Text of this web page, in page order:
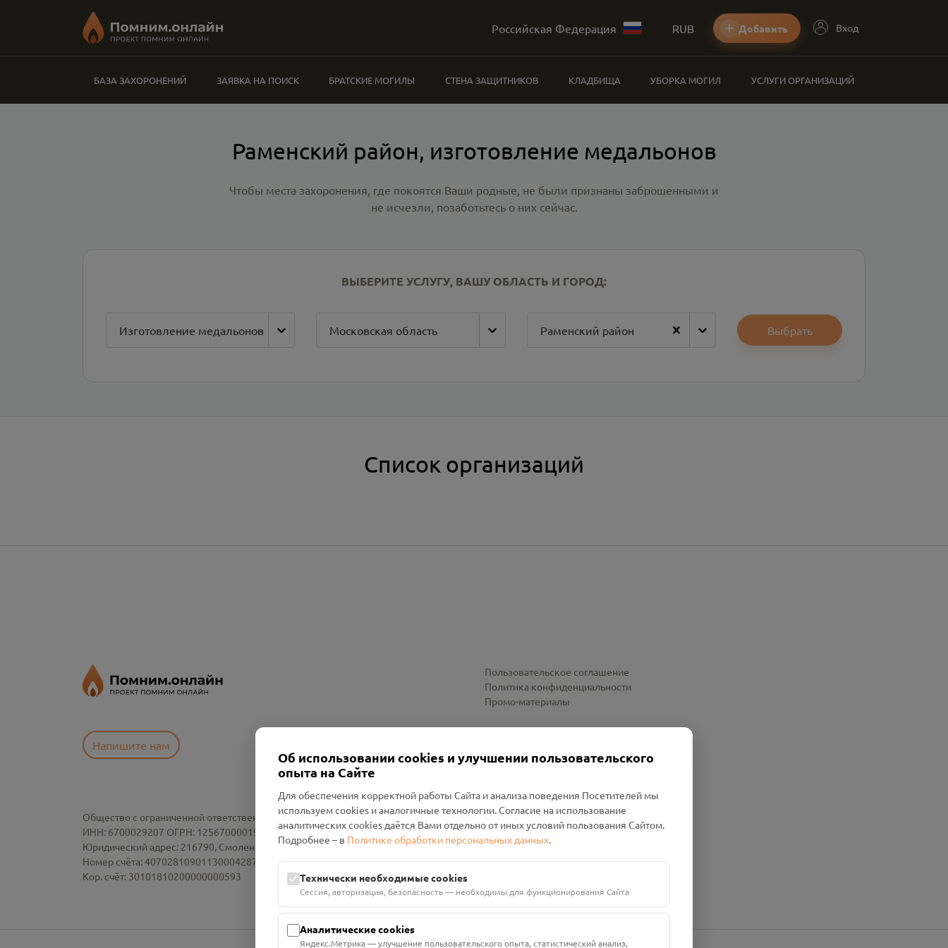
Российская Федерация RUB Добавить Вход
БАЗА ЗАХОРОНЕНИЙ ЗАЯВКА НА ПОИСК БРАТСКИЕ МОГИЛЫ СТЕНА ЗАЩИТНИКОВ КЛАДБИЩА УБОРКА МОГИЛ УСЛУГИ ОРГАНИЗАЦИЙ
Раменский район, изготовление медальонов
Чтобы места захоронения, где покоятся Ваши родные, не были признаны заброшенными и
не исчезли, позаботьтесь о них сейчас.
ВЫБЕРИТЕ УСЛУГУ, ВАШУ ОБЛАСТЬ И ГОРОД:
Изготовление медальонов Московская область Раменский район Выбрать
Список организаций
Напишите нам
Пользовательское соглашение
Политика конфиденциальности
Промо-материалы
Общество с ограниченной ответственностью «Смоленский Проект Помним»
ИНН: 6700029207 ОГРН: 1256700001986
Юридический адрес: 216790, Смоленская область, р-н Руднянский, г. Рудня, улица Западная, д. 26А, пом. 18
Номер счёта: 40702810901130004287 в АО "АЛЬФА-БАНК"
Кор. счёт: 30101810200000000593
Об использовании cookies и улучшении пользовательского
опыта на Сайте
Для обеспечения корректной работы Сайта и анализа поведения Посетителей мы
используем cookies и аналогичные технологии. Согласие на использование
аналитических cookies даётся Вами отдельно от иных условий пользования Сайтом.
Подробнее – в Политике обработки персональных данных.
Технически необходимые cookies
Сессия, авторизация, безопасность — необходимы для функционирования Сайта
Аналитические cookies
Яндекс.Метрика — улучшение пользовательского опыта, статистический анализ,